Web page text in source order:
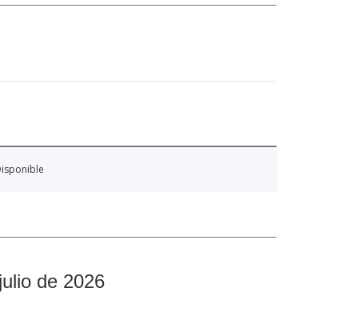
de 2026